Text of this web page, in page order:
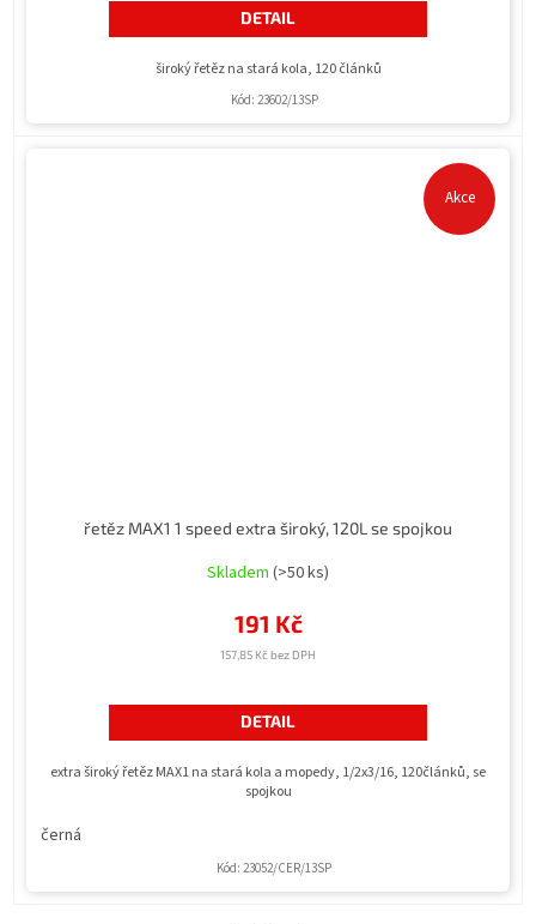
DETAIL
široký řetěz na stará kola, 120 článků
Kód: 23602/13SP
Akce
řetěz MAX1 1 speed extra široký, 120L se spojkou
Skladem (>50 ks)
157,85 Kč bez DPH
191 Kč
DETAIL
extra široký řetěz MAX1 na stará kola a mopedy, 1/2x3/16, 120článků, se
spojkou
černá
Kód: 23052/CER/13SP